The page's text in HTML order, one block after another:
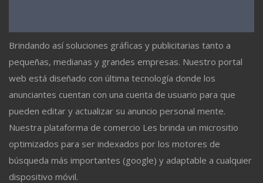
Brindando así soluciones gráficas y publicitarias tanto a
pequeñas, medianas y grandes empresas. Nuestro portal
web está diseñado con última tecnología donde los
anunciantes cuentan con una cuenta de usuario para que
pueden editar y actualizar su anuncio personal mente.
Nuestra plataforma de comercio Les brinda un micrositio
optimizados para ser indexados por los motores de
búsqueda más importantes (google) y adaptable a cualquier
dispositivo móvil.